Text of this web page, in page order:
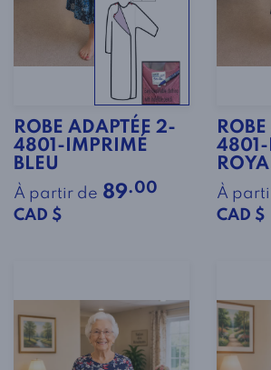
ROBE ADAPTÉE 2-
4801-IMPRIMÉ
BLEU
À partir de 89.00
CAD $
4801-
À
CAD $